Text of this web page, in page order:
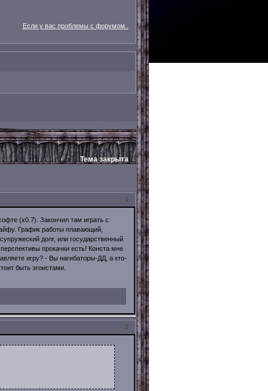
Если у вас проблемы с форумом..
Тема закрыта
1
(х0.7). Закончил там играть с
График работы плавающий,
долг, или государственный
прокачки есть! Конста мне
игру? - Вы нагибаторы-ДД, а кто-
быть эгоистами.
2